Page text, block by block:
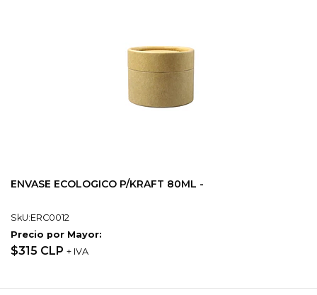
ENVASE ECOLOGICO P/KRAFT 80ML -
SkU:ERC0012
Precio por Mayor:
$315 CLP + IVA